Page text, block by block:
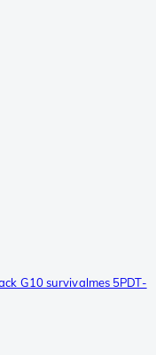
G10 survivalmes 5PDT-